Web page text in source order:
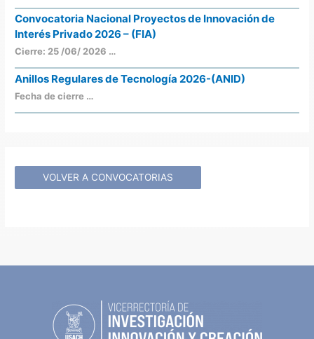
Convocatoria Nacional Proyectos de Innovación de
Interés Privado 2026 – (FIA)
Cierre: 25 /06/ 2026 …
Anillos Regulares de Tecnología 2026-(ANID)
Fecha de cierre …
VOLVER A CONVOCATORIAS